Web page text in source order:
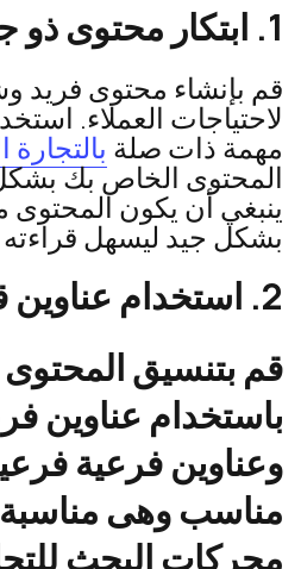
1. ابتكار محتوى ذو جودة عالية
قم بإنشاء محتوى فريد
لاحتياجات العملاء.
مهمة ذات صلة بالتجارة
المحتوى الخاص بك
ينبغي أن يكون المحتوى
بشكل جيد ليسهل
2. استخدام عناوين قوية وجذابة
قم بتنسيق
مناسب وهى
محركات البحث